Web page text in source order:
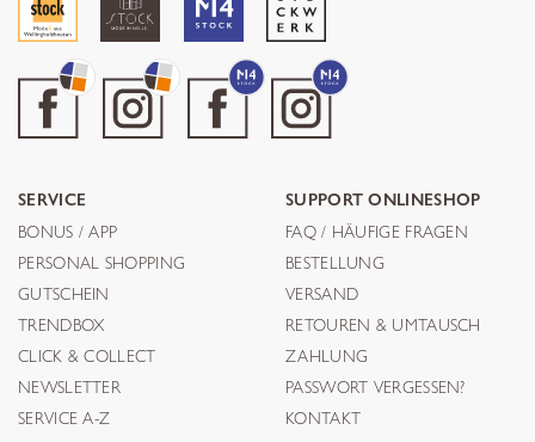
SERVICE
BONUS / APP
PERSONAL SHOPPING
GUTSCHEIN
TRENDBOX
CLICK & COLLECT
NEWSLETTER
SERVICE A-Z
SUPPORT ONLINESHOP
FAQ / HÄUFIGE FRAGEN
BESTELLUNG
VERSAND
RETOUREN & UMTAUSCH
ZAHLUNG
PASSWORT VERGESSEN?
KONTAKT